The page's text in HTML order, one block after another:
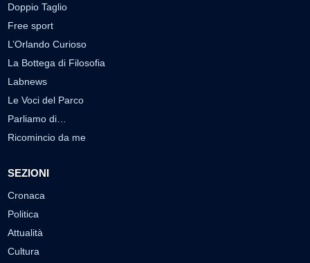
Doppio Taglio
Free sport
L’Orlando Curioso
La Bottega di Filosofia
Labnews
Le Voci del Parco
Parliamo di…
Ricomincio da me
SEZIONI
Cronaca
Politica
Attualità
Cultura